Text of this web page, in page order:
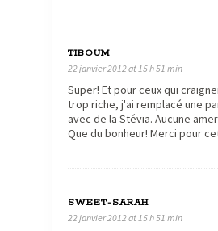
TIBOUM
22 janvier 2012 at 15 h 51 min
Super! Et pour ceux qui
trop riche, j'ai remplacé une
avec de la Stévia. Aucune
Que du bonheur! Merci pour
SWEET-SARAH
22 janvier 2012 at 15 h 51 min